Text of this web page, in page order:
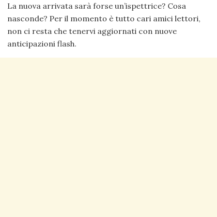
La nuova arrivata sarà forse un’ispettrice? Cosa
nasconde? Per il momento è tutto cari amici lettori,
non ci resta che tenervi aggiornati con nuove
anticipazioni flash.